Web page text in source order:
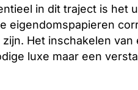
in dit traject is het
eigendomspapieren
Het inschakelen
luxe maar een